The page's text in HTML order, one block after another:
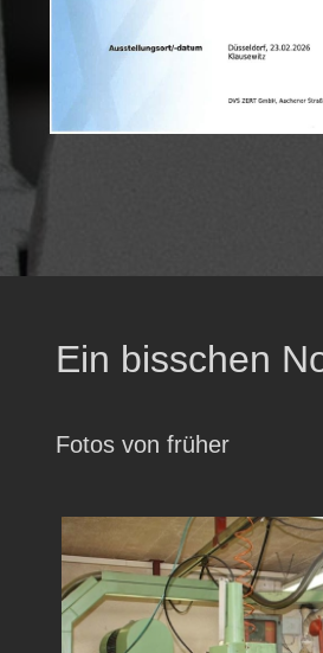
Ein bisschen
Fotos von früher